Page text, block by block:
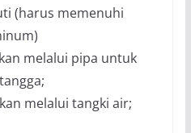
(harus memenuhi
melalui pipa untuk
melalui tangki air;